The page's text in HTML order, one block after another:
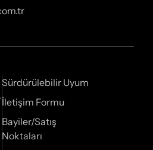
Sürdürülebilir Uyum
İletişim Formu
Bayiler/Satış
Noktaları